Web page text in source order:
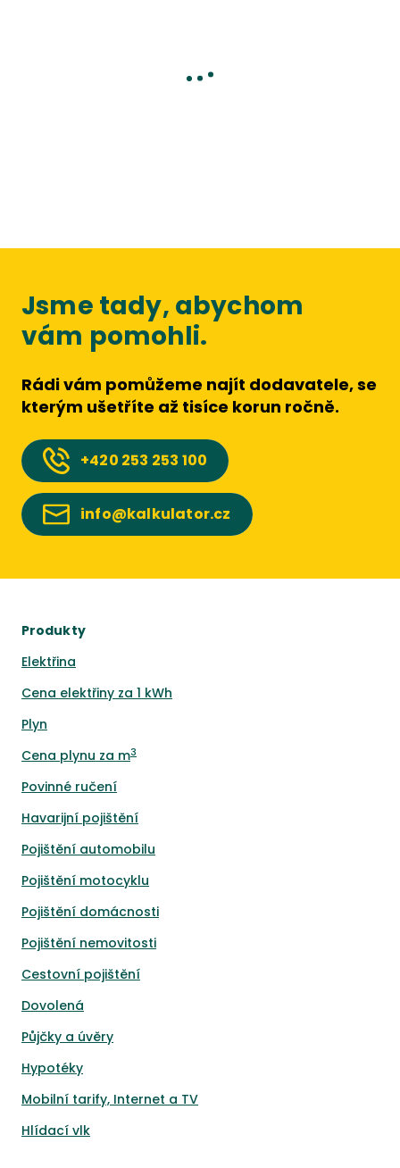
Jsme tady, abychom
vám pomohli.
Rádi vám pomůžeme najít dodavatele, se
kterým ušetříte až tisíce korun ročně.
+420 253 253 100
info@kalkulator.cz
Produkty
Elektřina
Cena elektřiny za 1 kWh
Plyn
Cena plynu za m3
Povinné ručení
Havarijní pojištění
Pojištění automobilu
Pojištění motocyklu
Pojištění domácnosti
Pojištění nemovitosti
Cestovní pojištění
Dovolená
Půjčky a úvěry
Hypotéky
Mobilní tarify, Internet a TV
Hlídací vlk